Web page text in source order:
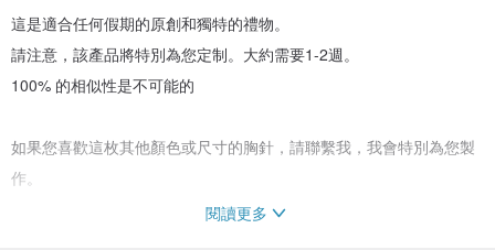
這是適合任何假期的原創和獨特的禮物。
請注意，該產品將特別為您定制。大約需要1-2週。
100% 的相似性是不可能的
如果您喜歡這枚其他顏色或尺寸的胸針，請聯繫我，我會特別為您製
作。
閱讀更多